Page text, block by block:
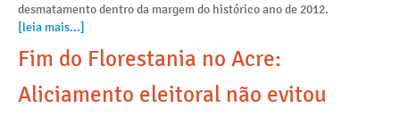
desmatamento dentro da margem do histórico ano de 2012.
[leia mais...]
Fim do Florestania no Acre:
Aliciamento eleitoral não evitou